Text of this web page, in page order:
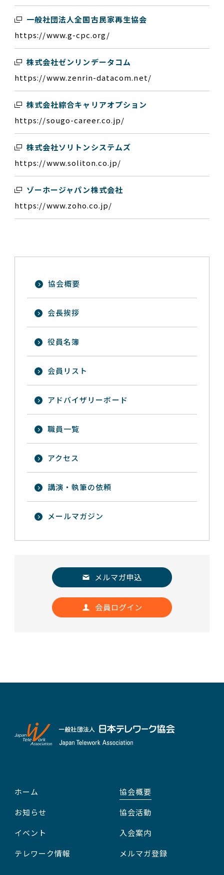
一般社団法人全国古民家再生協会
https://www.g-cpc.org/
株式会社ゼンリンデータコム
https://www.zenrin-datacom.net/
株式会社綜合キャリアオプション
https://sougo-career.co.jp/
株式会社ソリトンシステムズ
https://www.soliton.co.jp/
ゾーホージャパン株式会社
https://www.zoho.co.jp/
協会概要
会長挨拶
役員名簿
会員リスト
アドバイザリーボード
職員一覧
アクセス
講演・執筆の依頼
メールマガジン
ホーム
お知らせ
イベント
テレワーク情報
協会概要
協会活動
入会案内
メルマガ登録